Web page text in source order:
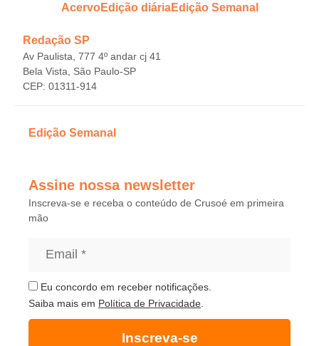
AcervoEdição diáriaEdição Semanal
Redação SP
Av Paulista, 777 4º andar cj 41
Bela Vista, São Paulo-SP
CEP: 01311-914
Edição Semanal
Assine nossa newsletter
Inscreva-se e receba o conteúdo de Crusoé em primeira
mão
Eu concordo em receber notificações.
Saiba mais em Política de Privacidade
Inscreva-se